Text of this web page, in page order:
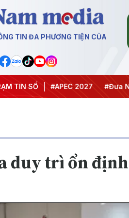
TIN ĐA PHƯƠNG TIỆN CỦA
TIN SỐ
3 #APEC 2027 #Đưa Nghị
duy trì ổn